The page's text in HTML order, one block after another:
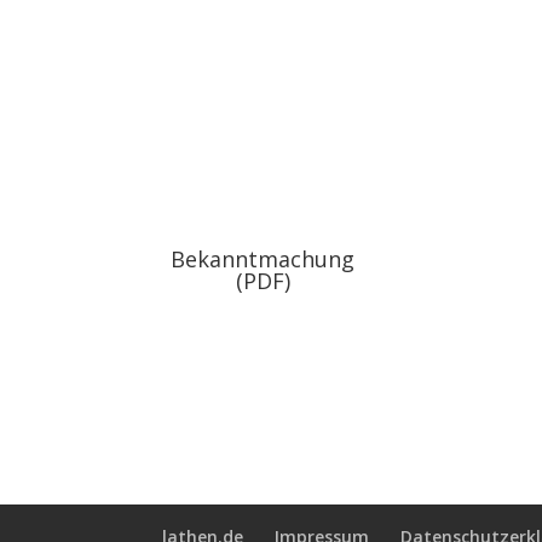
Bekanntmachung
(PDF)
lathen.de Impressum